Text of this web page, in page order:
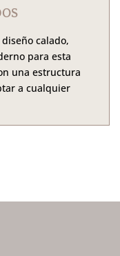
calado,
para esta
una estructura
a cualquier